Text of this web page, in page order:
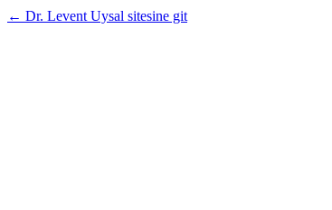
← Dr. Levent Uysal sitesine git